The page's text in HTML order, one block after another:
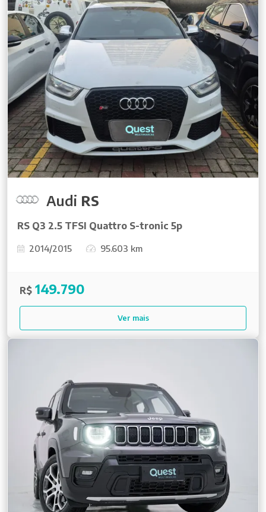
Audi RS
RS Q3 2.5 TFSI Quattro S-tronic 5p
2014/2015 95.603 km
R$ 149.790
Ver mais